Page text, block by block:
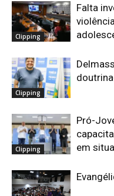
Clipping
Falta
Clipping
Clipping
Pró-
em